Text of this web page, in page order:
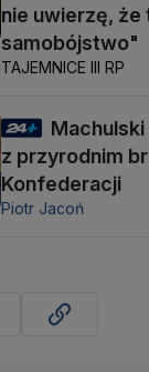
nie uwierzę, że
samobójstwo"
TAJEMNICE III RP
z przyrodnim
Konfederacji
Piotr Jacoń